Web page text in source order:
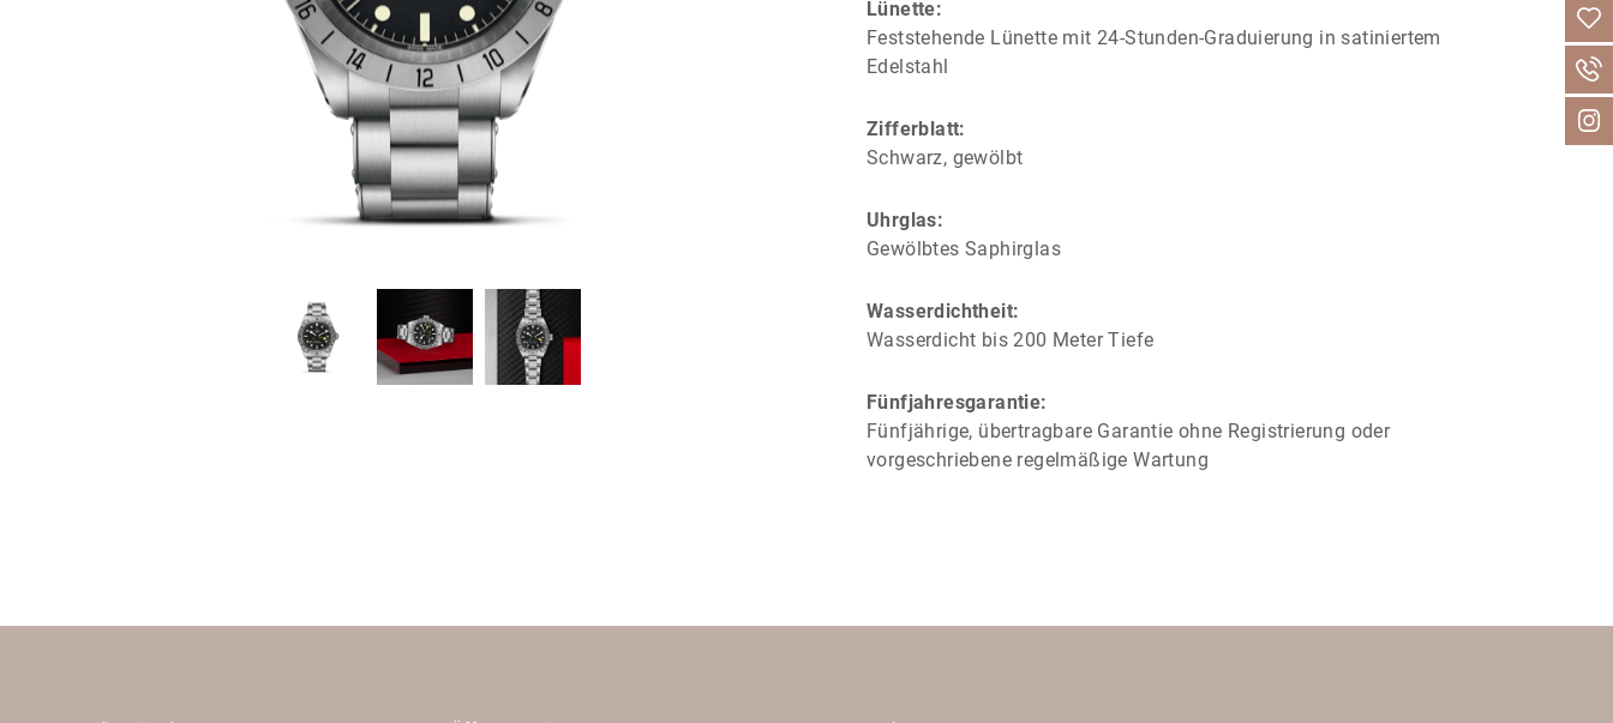
Lünette:
Feststehende Lünette mit 24‑Stunden-Graduierung in satiniertem
Edelstahl
Zifferblatt:
Schwarz, gewölbt
Uhrglas:
Gewölbtes Saphirglas
Wasserdichtheit:
Wasserdicht bis 200 Meter Tiefe
Fünfjahresgarantie:
Fünfjährige, übertragbare Garantie ohne Registrierung oder
vorgeschriebene regelmäßige Wartung